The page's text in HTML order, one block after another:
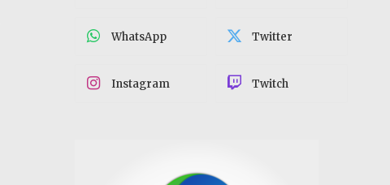
WhatsApp Twitter
Instagram Twitch